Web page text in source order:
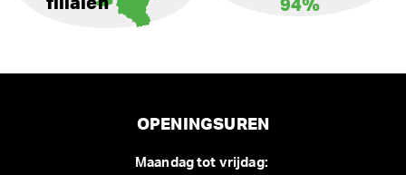
filialen
94%
OPENINGSUREN
Maandag tot vrijdag: